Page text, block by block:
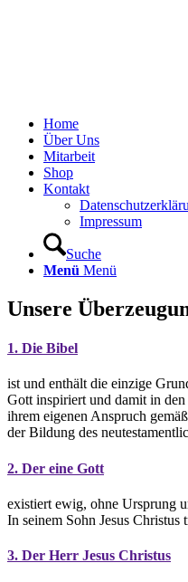
Home
Über Uns
Mitarbeit
Shop
Kontakt
Impressum
Suche
Menü Menü
Unsere
1. Die Bibel
ist und enthält die einzige
Gott inspiriert und damit in
ihrem eigenen Anspruch
der Bildung des
2. Der eine Gott
existiert ewig, ohne Ursprung
In seinem Sohn Jesus
3. Der Herr Jesus Christus